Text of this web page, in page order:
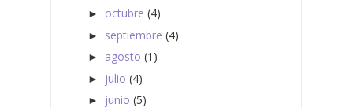
► octubre (4)
► septiembre (4)
► agosto (1)
► julio (4)
► junio (5)